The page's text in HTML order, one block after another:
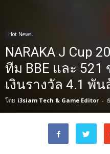
Hot News
NARAKA J Cup
ทีม BBE และ 521
เงินรางวัล 4.1 พั
โดย i3siam Tech & Game Editor -